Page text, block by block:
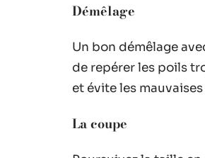
Démêlage
Un bon démêlage
de repérer les poils
et évite les
La coupe